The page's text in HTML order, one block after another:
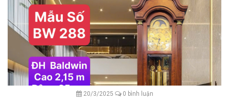
20/3/2025 0 bình luận